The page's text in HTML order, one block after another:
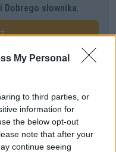
My Personal
to third parties, or
information for
the below opt-out
note that after your
continue seeing
słownika.
inwazja Krymu?